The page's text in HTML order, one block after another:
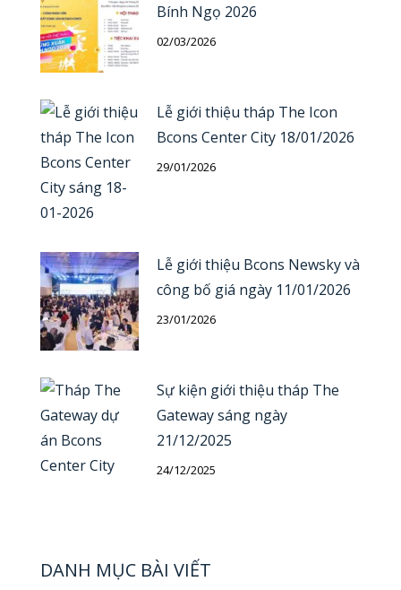
Bính Ngọ 2026
02/03/2026
Lễ giới thiệu tháp The Icon
Bcons Center City 18/01/2026
29/01/2026
Lễ giới thiệu Bcons Newsky và
công bố giá ngày 11/01/2026
23/01/2026
Sự kiện giới thiệu tháp The
Gateway sáng ngày
21/12/2025
24/12/2025
DANH MỤC BÀI VIẾT